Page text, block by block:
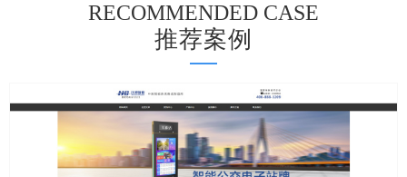
RECOMMENDED CASE
推荐案例